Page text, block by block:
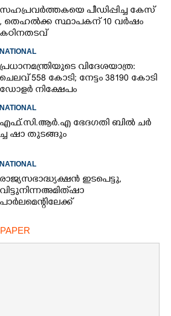
സഹപ്രവർത്തകയെ പീഡിപ്പിച്ച കേസ്
, തെഹൽക്ക സ്ഥാപകന് 10 വർഷം
കഠിനതടവ്
NATIONAL
പ്രധാനമന്ത്രിയുടെ വിദേശയാത്ര:
ചെലവ് 558 കോടി; നേട്ടം 38190 കോടി
ഡോളർ നിക്ഷേപം
NATIONAL
എ​ഫ്.​സി.​ആ​ർ.​എ​ ​ഭേ​ദ​ഗ​തി​ ​ബിൽ ച​ർ​
ച്ച​ ​ഷാ​ ​തുടങ്ങും
NATIONAL
രാജ്യസഭാദ്ധ്യക്ഷൻ ഇടപെട്ടു,
വിട്ടുനിന്ന അമിത് ഷാ
പാർലമെന്റിലേക്ക്